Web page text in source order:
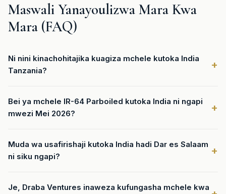
Maswali Yanayoulizwa Mara Kwa
Mara (FAQ)
Ni nini kinachohitajika kuagiza mchele kutoka India
Tanzania?
Bei ya mchele IR-64 Parboiled kutoka India ni ngapi
mwezi Mei 2026?
Muda wa usafirishaji kutoka India hadi Dar es Salaam
ni siku ngapi?
Je, Draba Ventures inaweza kufungasha mchele kwa